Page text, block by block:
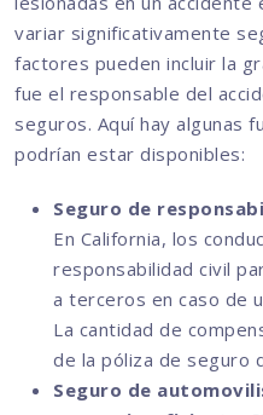
variar significativamente
factores pueden incluir la
fue el responsable del
seguros. Aquí hay algunas
podrían estar disponibles:
Seguro de
En California, los
responsabilidad civil
a terceros en caso de
La cantidad de
de la póliza de seguro
Seguro de